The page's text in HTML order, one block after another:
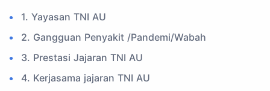
1. Yayasan TNI AU
2. Gangguan Penyakit /Pandemi/Wabah
3. Prestasi Jajaran TNI AU
4. Kerjasama jajaran TNI AU